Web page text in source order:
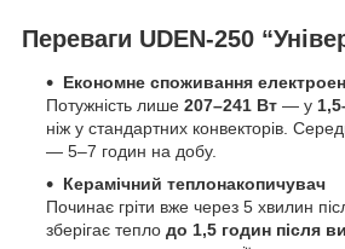
Переваги UDEN-250
Економне споживання
Потужність лише 207–241 Вт — у
ніж у стандартних конвекторів.
— 5–7 годин на добу.
Керамічний теплонакопичувач
Починає гріти вже через 5 хвилин
зберігає тепло до 1,5 годин після